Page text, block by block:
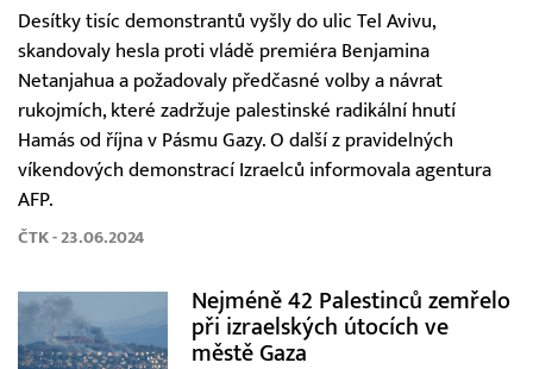
Desítky tisíc demonstrantů vyšly do ulic Tel Avivu,
skandovaly hesla proti vládě premiéra Benjamina
Netanjahua a požadovaly předčasné volby a návrat
rukojmích, které zadržuje palestinské radikální hnutí
Hamás od října v Pásmu Gazy. O další z pravidelných
víkendových demonstrací Izraelců informovala agentura
AFP.
ČTK - 23.06.2024
Nejméně 42 Palestinců zemřelo
při izraelských útocích ve
městě Gaza